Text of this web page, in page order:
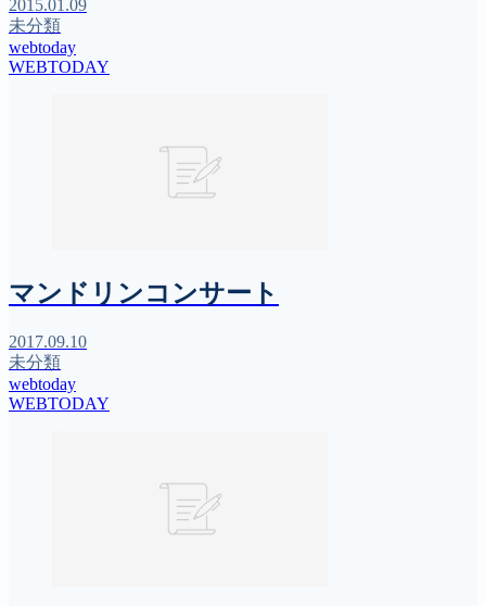
2015.01.09
未分類
webtoday
WEBTODAY
マンドリンコンサート
2017.09.10
未分類
webtoday
WEBTODAY